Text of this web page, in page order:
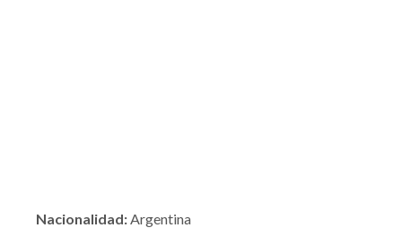
Nacionalidad:Argentina